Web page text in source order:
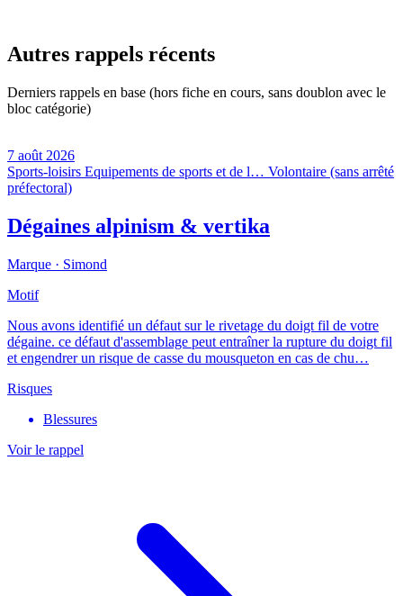
Autres rappels récents
Derniers rappels en base (hors fiche en cours, sans doublon avec le
bloc catégorie)
7 août 2026
Sports-loisirs Equipements de sports et de l… Volontaire (sans arrêté
préfectoral)
Dégaines alpinism & vertika
Marque · Simond
Motif
Nous avons identifié un défaut sur le rivetage du doigt fil de votre
dégaine. ce défaut d'assemblage peut entraîner la rupture du doigt fil
et engendrer un risque de casse du mousqueton en cas de chu…
Risques
Blessures
Voir le rappel